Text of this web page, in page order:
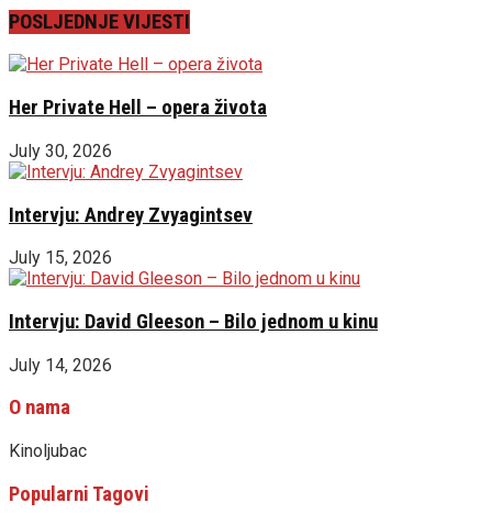
POSLJEDNJE VIJESTI
Her Private Hell – opera života
July 30, 2026
Intervju: Andrey Zvyagintsev
July 15, 2026
Intervju: David Gleeson – Bilo jednom u kinu
July 14, 2026
O nama
Kinoljubac
Popularni Tagovi